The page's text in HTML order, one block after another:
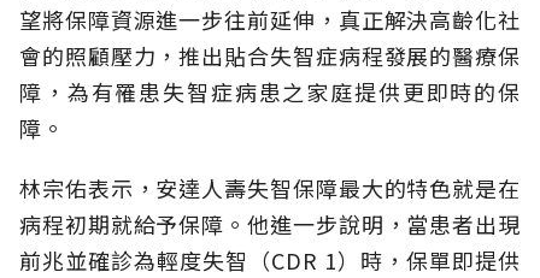
望將保障資源進一步往前延伸，真正解決高齡化社
會的照顧壓力，推出貼合失智症病程發展的醫療保
障，為有罹患失智症病患之家庭提供更即時的保
障。
林宗佑表示，安達人壽失智保障最大的特色就是在
病程初期就給予保障。他進一步說明，當患者出現
前兆並確診為輕度失智（CDR 1）時，保單即提供